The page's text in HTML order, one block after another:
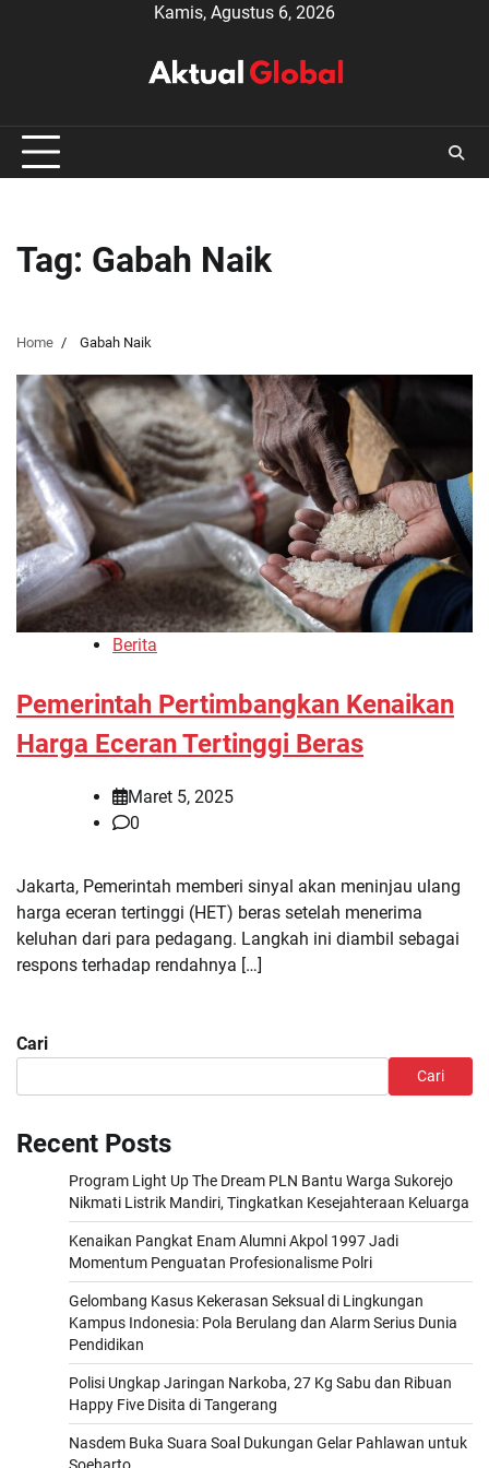
Kamis, Agustus 6, 2026
Tag: Gabah Naik
Home Gabah Naik
Berita
Pemerintah Pertimbangkan Kenaikan
Harga Eceran Tertinggi Beras
Maret 5, 2025
0
Jakarta, Pemerintah memberi sinyal akan meninjau ulang
harga eceran tertinggi (HET) beras setelah menerima
keluhan dari para pedagang. Langkah ini diambil sebagai
respons terhadap rendahnya […]
Cari
Cari
Recent Posts
Program Light Up The Dream PLN Bantu Warga Sukorejo
Nikmati Listrik Mandiri, Tingkatkan Kesejahteraan Keluarga
Kenaikan Pangkat Enam Alumni Akpol 1997 Jadi
Momentum Penguatan Profesionalisme Polri
Gelombang Kasus Kekerasan Seksual di Lingkungan
Kampus Indonesia: Pola Berulang dan Alarm Serius Dunia
Pendidikan
Polisi Ungkap Jaringan Narkoba, 27 Kg Sabu dan Ribuan
Happy Five Disita di Tangerang
Nasdem Buka Suara Soal Dukungan Gelar Pahlawan untuk